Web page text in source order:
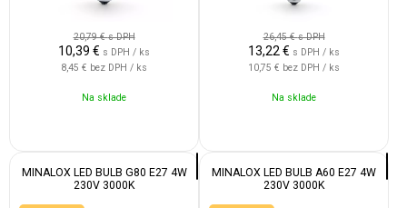
20,79 €s DPH
10,39 € s DPH / ks
8,45 € bez DPH / ks
Na sklade
26,45 €s DPH
13,22 € s DPH / ks
10,75 € bez DPH / ks
Na sklade
MINALOX LED BULB G80 E27 4W
230V 3000K
MINALOX LED BULB A60 E27 4W
230V 3000K